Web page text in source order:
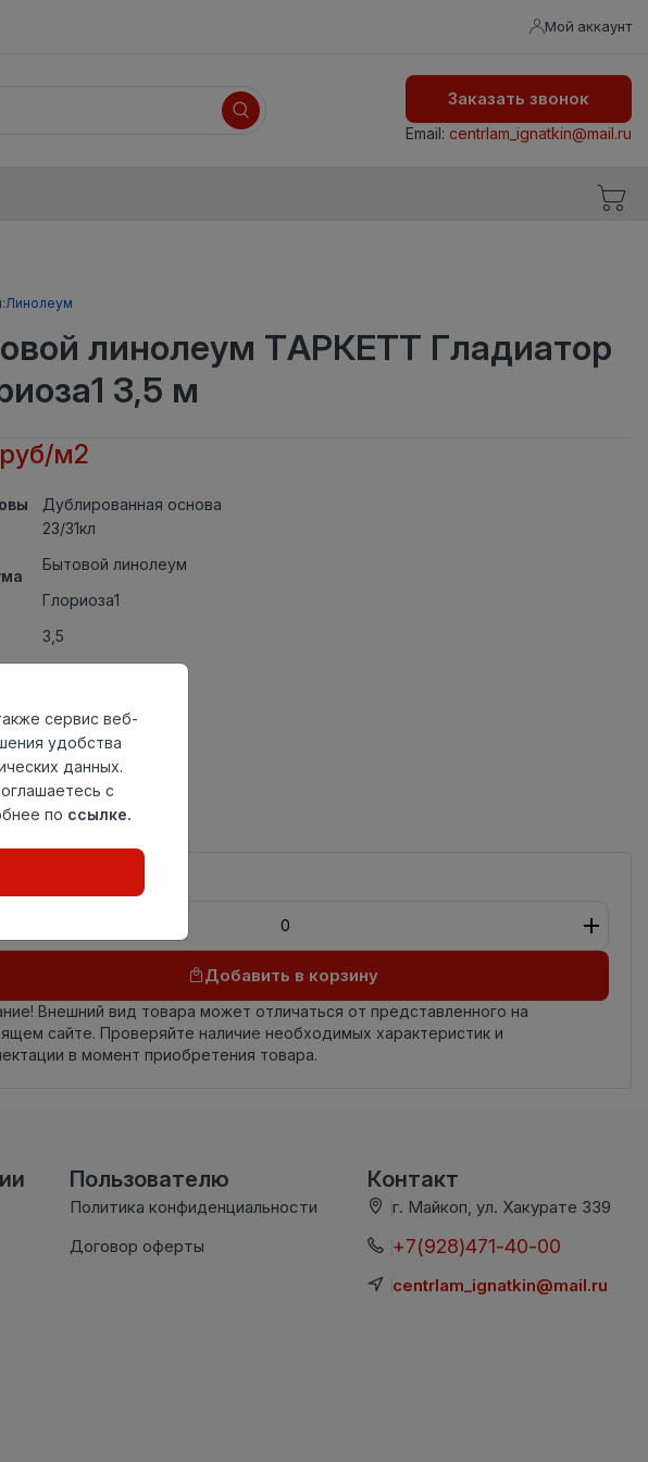
Мой аккаунт
Заказать звонок
Email: centrlam_ignatkin@mail.ru
Линолеум
линолеум ТАРКЕТТ Гладиатор
3,5 м
м2
Дублированная основа
23/31кл
Бытовой линолеум
Глориоза1
3,5
0,35мм
Актуален
Добавить в корзину
Внешний вид товара может отличаться от представленного на
сайте. Проверяйте наличие необходимых характеристик и
в момент приобретения товара.
Пользователю
Политика конфиденциальности
Договор оферты
Контакт
г. Майкоп, ул. Хакурате 339
+7(928)471-40-00
centrlam_ignatkin@mail.ru
сервис веб-
удобства
данных.
с
по ссылке.